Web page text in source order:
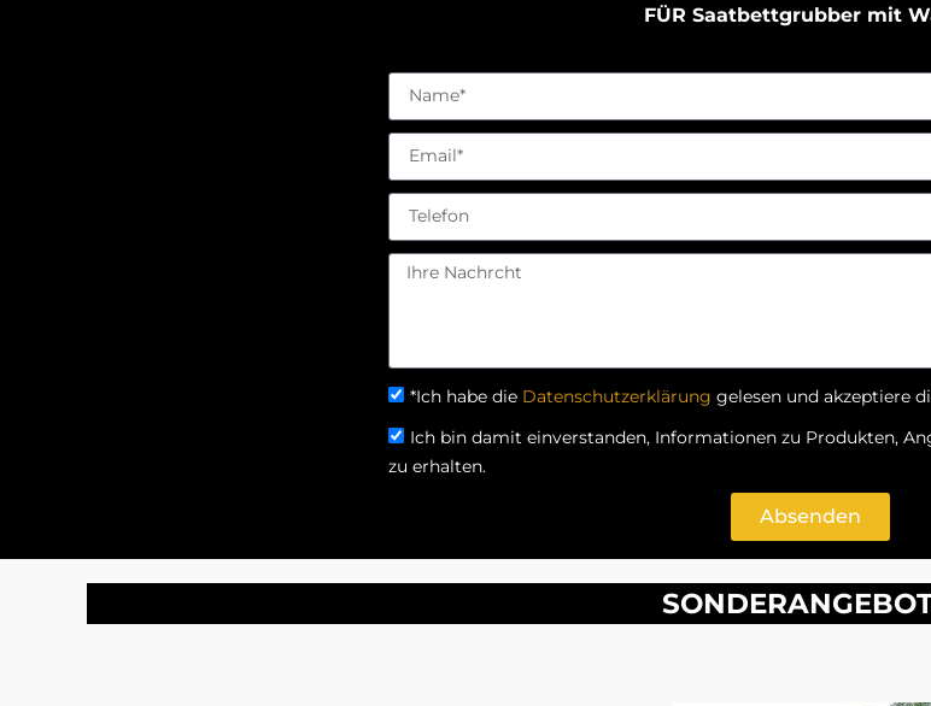
FÜR Saatbettgrubber mit
*Ich habe die Datenschutzerklärung gelesen und akzeptiere
Ich bin damit einverstanden, Informationen zu Produkten,
zu erhalten.
Absenden